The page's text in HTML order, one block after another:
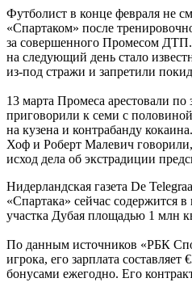
Футболист в конце февраля не
«Спартаком» после
за совершенного Промесом
на следующий день стало
из-под стражи и запретили
13 марта Промеса арестовали по
приговорили к семи с
на кузена и контрабанду
Хоф и Роберт Малевич
исход дела об экстрадиции
Нидерландская газета De
«Спартака» сейчас содержится
участка Дубая площадью 1 млн
По данным источников «РБК
игрока, его зарплата
бонусами ежегодно. Его